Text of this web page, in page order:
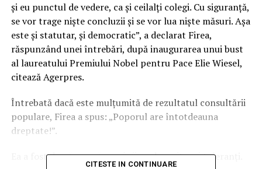
şi eu punctul de vedere, ca şi ceilalţi colegi. Cu siguranţă,
se vor trage nişte concluzii şi se vor lua nişte măsuri. Aşa
este şi statutar, şi democratic”, a declarat Firea,
răspunzând unei întrebări, după inaugurarea unui bust
al laureatului Premiului Nobel pentru Pace Elie Wiesel,
citează Agerpres.
Întrebată dacă este mulţumită de rezultatul consultării
populare, Firea a spus: „Poporul are întotdeauna
dreptate!”.
Ea a fost de părere că românii au devenit mai toleranţi.
CITESTE IN CONTINUARE